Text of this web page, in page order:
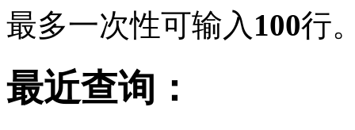
最多一次性可输入 100行
最近查询：